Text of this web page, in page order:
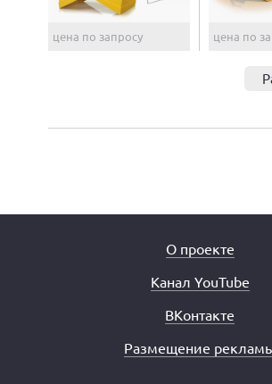
цена по запросу цена по
О проекте
Канал YouTube
ВКонтакте
Размещение